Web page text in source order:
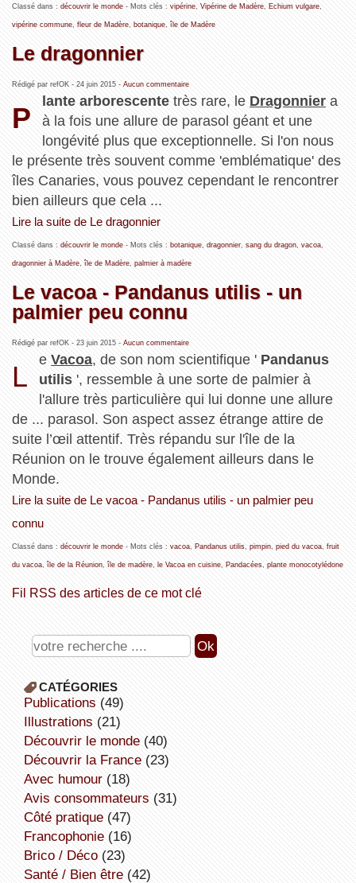
Classé dans : découvrir le monde- Mots clés : vipérine, Vipérine de Madère, Echium vulgare,
vipérine commune, fleur de Madère, botanique, île de Madère
Le dragonnier
Rédigé par refOK - 24 juin 2015- Aucun commentaire
P
lante arborescente très rare, le Dragonnier a
à la fois une allure de parasol géant et une
longévité plus que exceptionnelle. Si l'on nous
le présente très souvent comme 'emblématique' des
îles Canaries, vous pouvez cependant le rencontrer
bien ailleurs que cela ...
Lire la suite de Le dragonnier
Classé dans : découvrir le monde- Mots clés : botanique, dragonnier, sang du dragon, vacoa,
dragonnier à Madère, île de Madère, palmier à madère
Le vacoa - Pandanus utilis - un
palmier peu connu
Rédigé par refOK - 23 juin 2015- Aucun commentaire
L
eVacoa, de son nom scientifique ' Pandanus
utilis ', ressemble à une sorte de palmier à
l'allure très particulière qui lui donne une allure
de ... parasol. Son aspect assez étrange attire de
suite l’œil attentif. Très répandu sur l'île de la
Réunion on le trouve également ailleurs dans le
Monde.
Lire la suite de Le vacoa - Pandanus utilis - un palmier peu
connu
Classé dans : découvrir le monde- Mots clés : vacoa, Pandanus utilis, pimpin, pied du vacoa, fruit
du vacoa, île de la Réunion, île de madère, le Vacoa en cuisine, Pandacées, plante monocotylédone
Fil RSS des articles de ce mot clé
CATÉGORIES
publications (49)
illustrations (21)
découvrir le monde(40)
découvrir la France(23)
avec humour(18)
avis consommateurs (31)
côté pratique(47)
Francophonie(16)
Brico / Déco(23)
Santé / Bien être(42)